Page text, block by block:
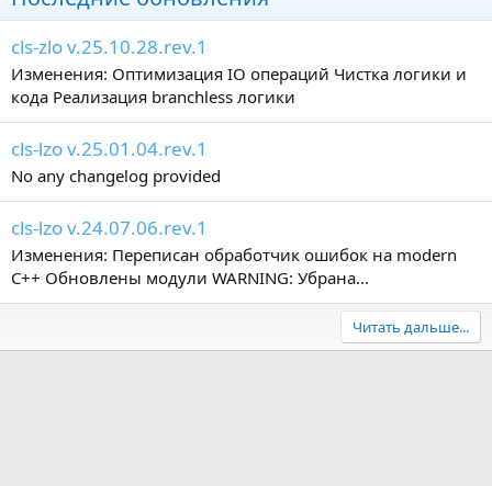
cls-zlo v.25.10.28.rev.1
Изменения: Оптимизация IO операций Чистка логики и
кода Реализация branchless логики
cls-lzo v.25.01.04.rev.1
No any changelog provided
cls-lzo v.24.07.06.rev.1
Изменения: Переписан обработчик ошибок на modern
C++ Обновлены модули WARNING: Убрана...
Читать дальше...